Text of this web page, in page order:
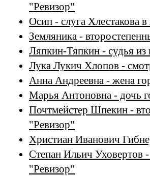
"Ревизор"
Осип - слуга Хлестакова
Земляника -
Ляпкин-Тяпкин - судья
Лука Лукич Хлопов -
Анна Андреевна - жена
Марья Антоновна - дочь
Почтмейстер Шпекин -
"Ревизор"
Христиан Иванович
Степан Ильич Уховертов
"Ревизор"